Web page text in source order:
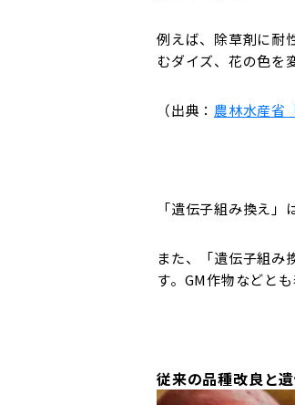
例えば、除草剤に耐
むダイズ、花の色を
（出典： 農林水産省
「遺伝子組み換え
また、「遺伝子組み
す。GM作物などとも
従来の品種改良と